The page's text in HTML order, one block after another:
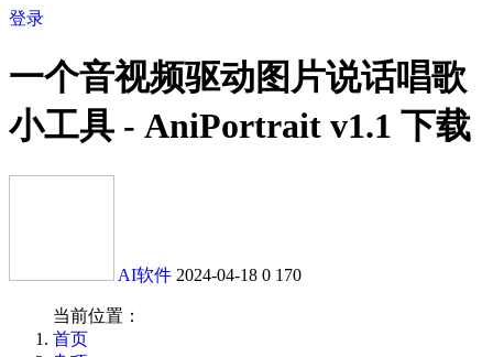
登录
一个音视频驱动图片说话唱歌
小工具 - AniPortrait v1.1 下载
AI软件 2024-04-18 0 170
当前位置：
首页